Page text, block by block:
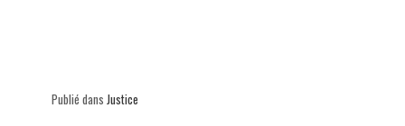
Publié dans Justice